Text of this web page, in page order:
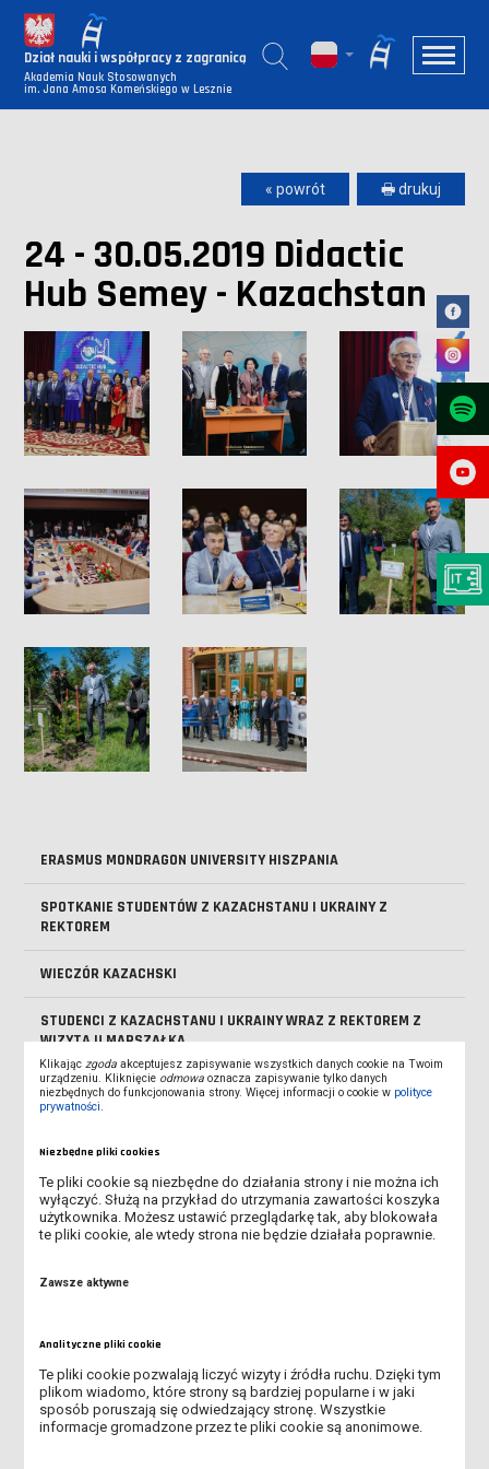
Dział nauki i współpracy z zagranicą
Akademia Nauk Stosowanych
im. Jana Amosa Komeńskiego w Lesznie
ERASMUS MONDRAGON UNIVERSITY HISZPANIA
SPOTKANIE STUDENTÓW Z KAZACHSTANU I UKRAINY Z
REKTOREM
WIECZÓR KAZACHSKI
STUDENCI Z KAZACHSTANU I UKRAINY WRAZ Z REKTOREM Z
WIZYTĄ U MARSZAŁKA
OBÓZ W SZKLARSKIEJ PORĘBIE
GRUPA Z KAZACHSTANU ZWIEDZA POZNAŃ
SPOTKANIE STUDENTÓW Z KAZACHSTANU W INSTYTUCIE
GOSPODARKI I ZARZĄDZANIA PRZESTRZENIĄ
STUDENCI Z AŁMATY U REKTORA
STUDENCI Z KAZACHSTANU NA MECZU ŻUŻLOWYM
DIDACTIC HUB SEMEY - KAZACHSTAN
ERASMUS+ STAFF WEEK LESZNO
« powrót 🖶 drukuj
24 - 30.05.2019 Didactic
Hub Semey - Kazachstan
Klikajączgoda akceptujesz zapisywanie wszystkich danych cookie na Twoim
urządzeniu. Kliknięcie odmowa oznacza zapisywanie tylko danych
niezbędnych do funkcjonowania strony. Więcej informacji o cookie w polityce
prywatności.
Niezbędne pliki cookies
Te pliki cookie są niezbędne do działania strony i nie można ich
wyłączyć. Służą na przykład do utrzymania zawartości koszyka
użytkownika. Możesz ustawić przeglądarkę tak, aby blokowała
te pliki cookie, ale wtedy strona nie będzie działała poprawnie.
Zawsze aktywne
Analityczne pliki cookie
Te pliki cookie pozwalają liczyć wizyty i źródła ruchu. Dzięki tym
plikom wiadomo, które strony są bardziej popularne i w jaki
sposób poruszają się odwiedzający stronę. Wszystkie
informacje gromadzone przez te pliki cookie są anonimowe.